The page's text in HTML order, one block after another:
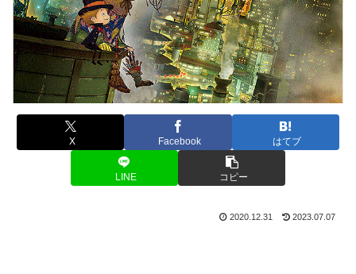
X Facebook はてブ
LINE コピー
2020.12.31 2023.07.07